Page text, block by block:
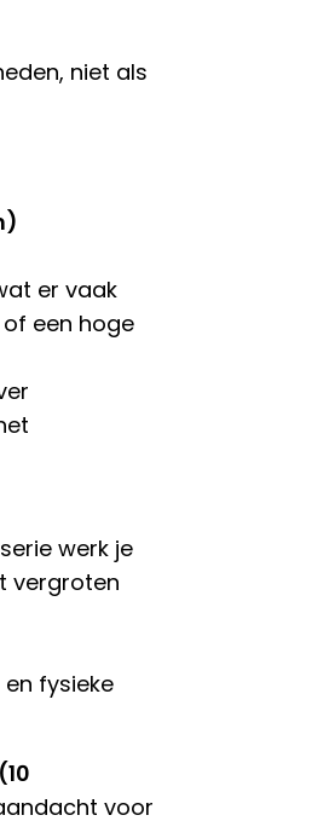
niet als
er vaak
een hoge
werk je
vergroten
fysieke
voor